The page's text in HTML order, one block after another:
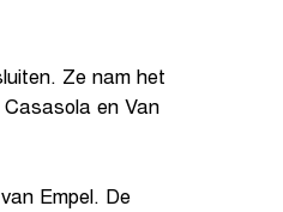
Ze nam het
en Van
Empel. De